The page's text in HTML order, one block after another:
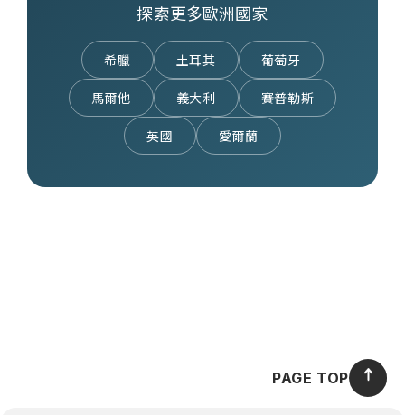
探索更多歐洲國家
希臘 土耳其 葡萄牙
馬爾他 義大利 賽普勒斯
英國 愛爾蘭
PAGE TOP